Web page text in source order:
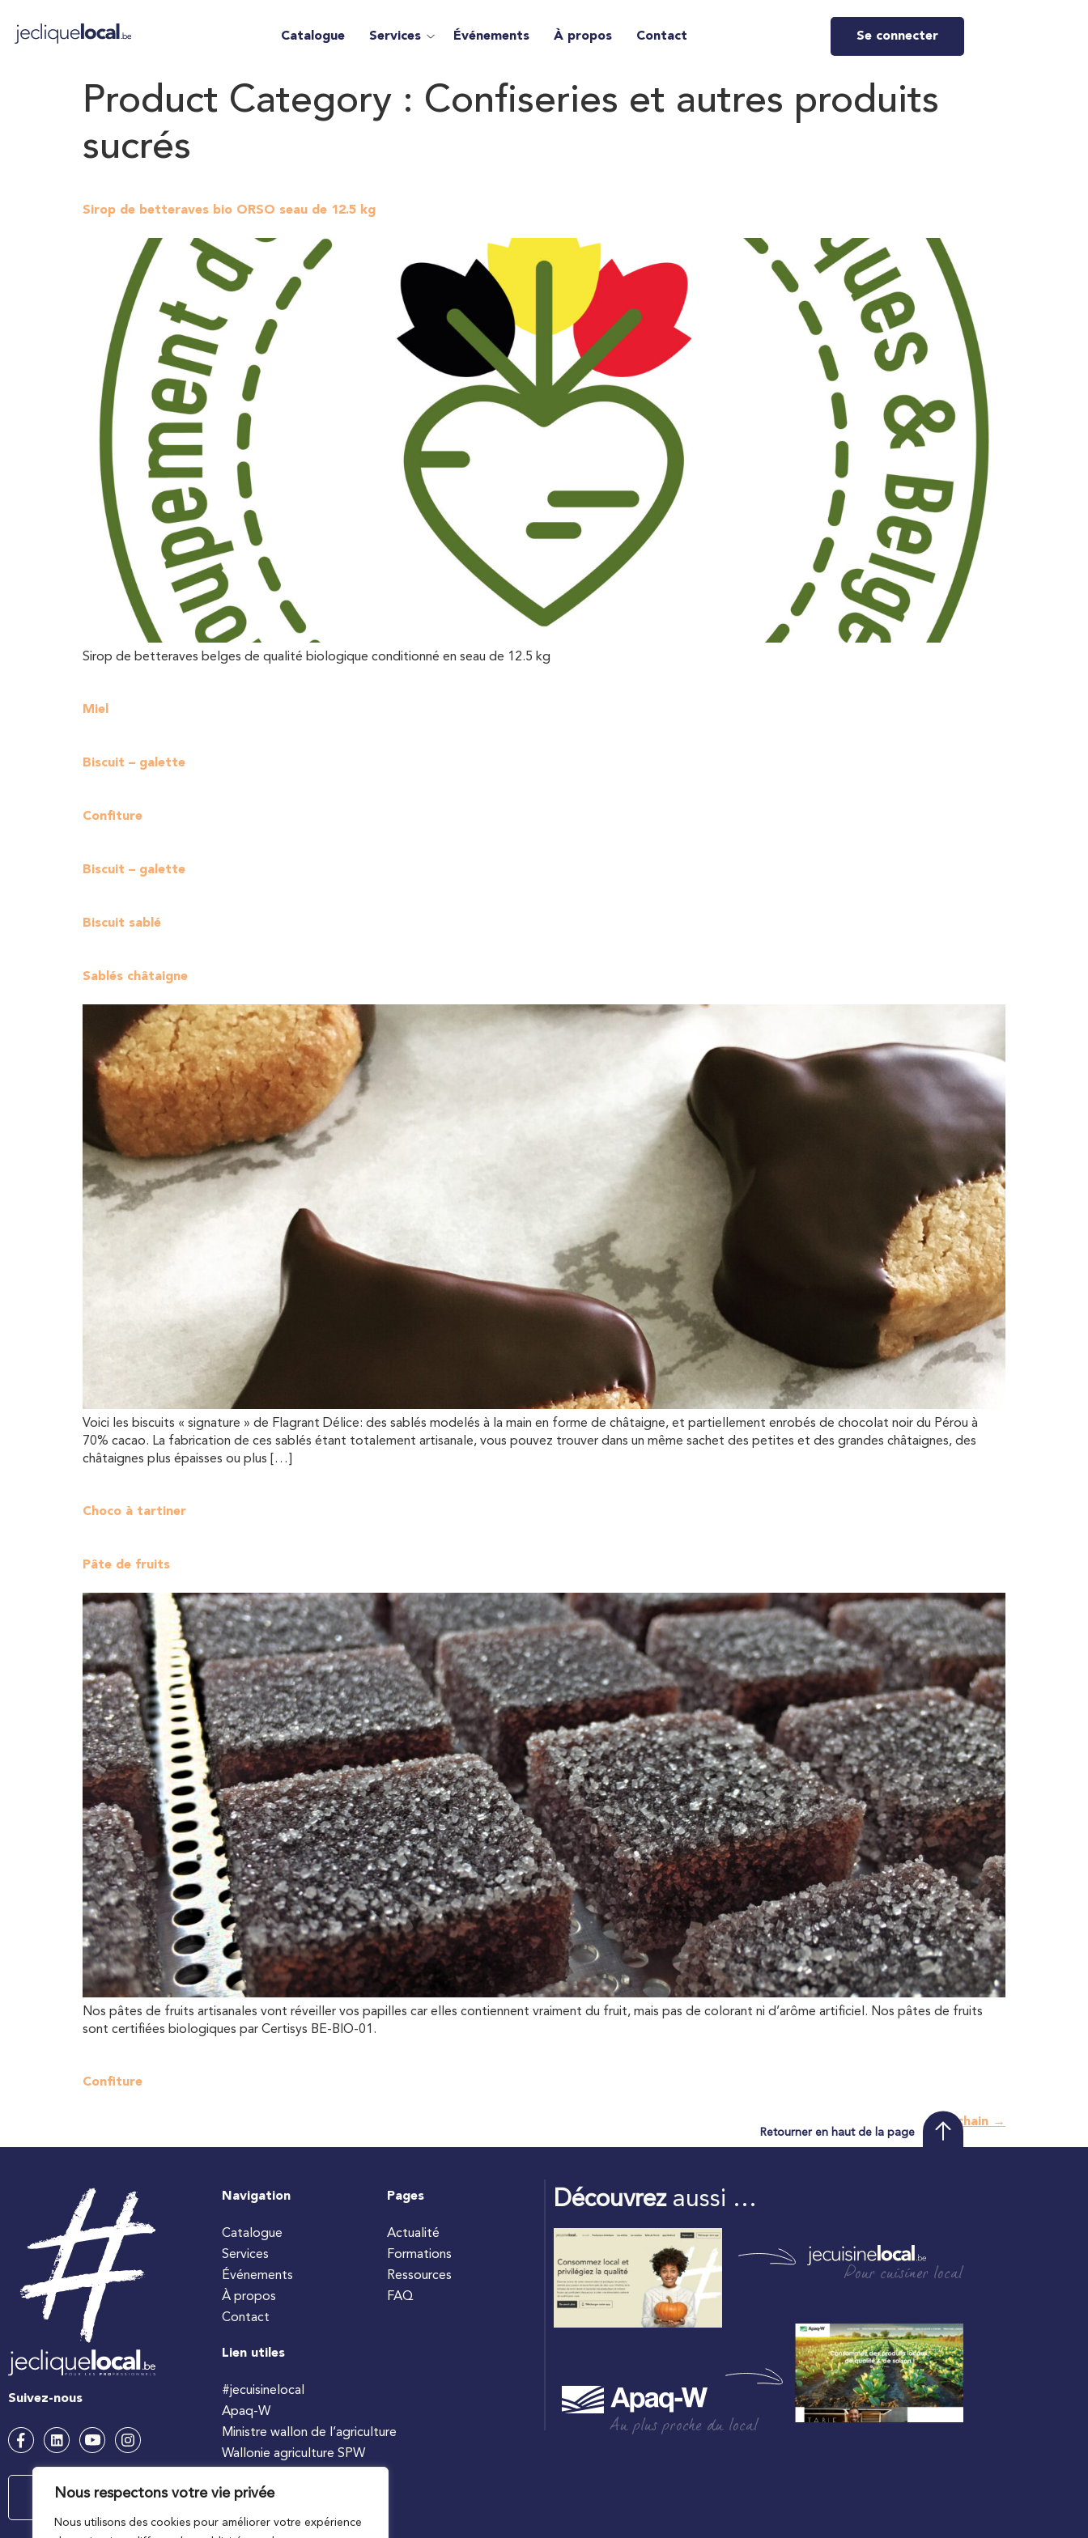
Nous respectons votre vie privée
Nous utilisons des cookies pour améliorer votre expérience
Catalogue Services Événements À propos Contact Se connecter
Product Category : Confiseries et autres produits
sucrés
Sirop de betteraves bio ORSO seau de 12.5 kg
Sirop de betteraves belges de qualité biologique conditionné en seau de 12.5 kg
Miel
Biscuit – galette
Confiture
Biscuit – galette
Biscuit sablé
Sablés châtaigne
Voici les biscuits « signature » de Flagrant Délice: des sablés modelés à la main en forme de châtaigne, et partiellement enrobés de chocolat noir du Pérou à
70% cacao. La fabrication de ces sablés étant totalement artisanale, vous pouvez trouver dans un même sachet des petites et des grandes châtaignes, des
châtaignes plus épaisses ou plus […]
Choco à tartiner
Pâte de fruits
Nos pâtes de fruits artisanales vont réveiller vos papilles car elles contiennent vraiment du fruit, mais pas de colorant ni d’arôme artificiel. Nos pâtes de fruits
sont certifiées biologiques par Certisys BE-BIO-01.
Confiture
Prochain →
Retourner en haut de la page
Suivez-nous
Contactez-nous
Navigation
Catalogue
Services
Événements
À propos
Contact
Pages
Actualité
Formations
Ressources
FAQ
Lien utiles
#jecuisinelocal
Apaq-W
Ministre wallon de l’agriculture
Wallonie agriculture SPW
Découvrezaussi …
Pour cuisiner local
Au plus proche du local